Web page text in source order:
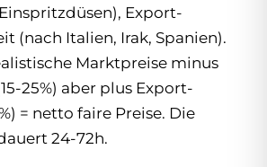
Export-
(nach Italien, Irak, Spanien).
Marktpreise minus
25%) aber plus Export-
= netto faire Preise. Die
24-72h.